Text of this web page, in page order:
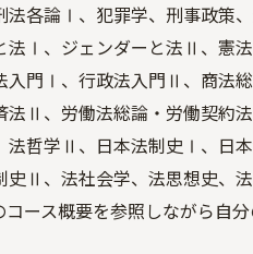
法各論Ⅰ、犯罪学、刑事政
Ⅰ、ジェンダーと法Ⅱ、憲
門Ⅰ、行政法入門Ⅱ、商法総
Ⅱ、労働法総論・労働契約
哲学Ⅱ、日本法制史Ⅰ、日
Ⅱ、法社会学、法思想史、
ース概要を参照しながら自